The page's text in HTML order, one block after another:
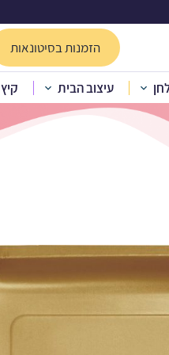
הזמנות בסיטונאות
עיצוב הבית קיץ
זהב
מרובע זהב